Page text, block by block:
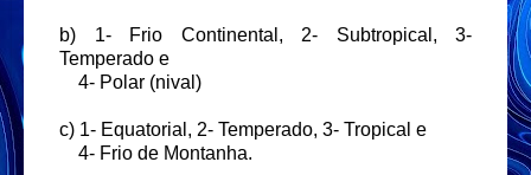
b) 1- Frio Continental, 2- Subtropical, 3-
Temperado e
4- Polar (nival)
c) 1- Equatorial, 2- Temperado, 3- Tropical e
4- Frio de Montanha.